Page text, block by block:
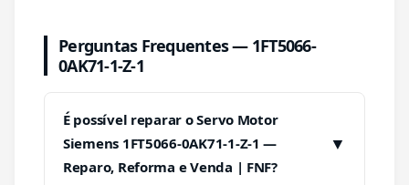
Perguntas Frequentes — 1FT5066-
0AK71-1-Z-1
É possível reparar o Servo Motor
Siemens 1FT5066-0AK71-1-Z-1 —
Reparo, Reforma e Venda | FNF?
▼